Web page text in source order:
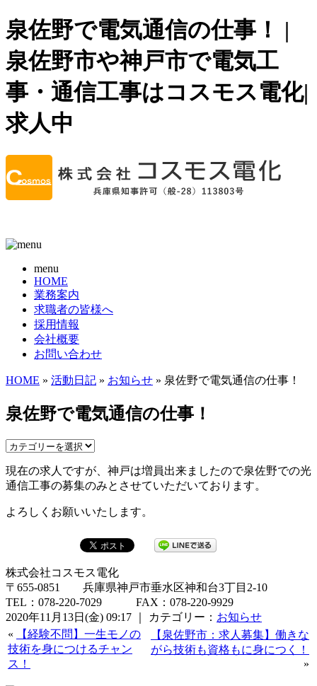
泉佐野で電気通信の仕事！ |
泉佐野市や神戸市で電気工
事・通信工事はコスモス電化|
求人中
menu
HOME
業務案内
求職者の皆様へ
採用情報
会社概要
お問い合わせ
HOME » 活動日記 » お知らせ » 泉佐野で電気通信の仕事！
泉佐野で電気通信の仕事！
現在の求人ですが、神戸は増員出来ましたので泉佐野での光
通信工事の募集のみとさせていただいております。
よろしくお願いいたします。
株式会社コスモス電化
〒655-0851 兵庫県神戸市垂水区神和台3丁目2-10
TEL：078-220-7029 FAX：078-220-9929
2020年11月13日(金) 09:17 ｜ カテゴリー： お知らせ
«
【経験不問】一生モノの
技術を身につけるチャン
ス！
【泉佐野市：求人募集】働きな
がら技術も資格もに身につく！
»